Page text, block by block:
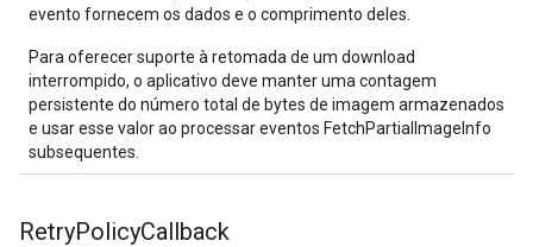
evento fornecem os dados e o comprimento deles.
Para oferecer suporte à retomada de um download
interrompido, o aplicativo deve manter uma contagem
persistente do número total de bytes de imagem armazenados
e usar esse valor ao processar eventos FetchPartialImageInfo
subsequentes.
RetryPolicyCallback